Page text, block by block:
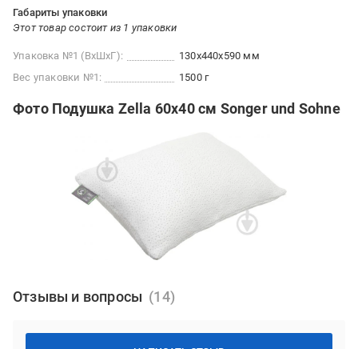
Габариты упаковки
Этот товар состоит из 1 упаковки
Упаковка №1 (ВхШхГ):
130x440x590 мм
Вес упаковки №1:
1500 г
Фото Подушка Zella 60х40 см Songer und Sohne
Отзывы и вопросы